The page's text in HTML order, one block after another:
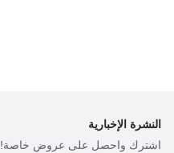
النشرة الإخبارية
اشترك واحصل على عروض خاصة!